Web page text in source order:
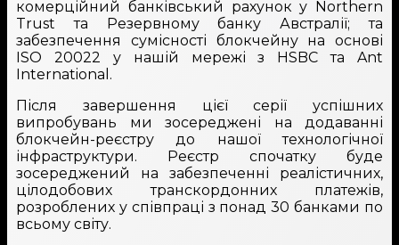
комерційний банківський рахунок у Northern
Trust та Резервному банку Австралії; та
забезпечення сумісності блокчейну на основі
ISO 20022 у нашій мережі з HSBC та Ant
International.
Після завершення цієї серії успішних
випробувань ми зосереджені на додаванні
блокчейн-реєстру до нашої технологічної
інфраструктури. Реєстр спочатку буде
зосереджений на забезпеченні реалістичних,
цілодобових транскордонних платежів,
розроблених у співпраці з понад 30 банками по
всьому світу.